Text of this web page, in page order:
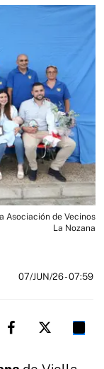
Asociación de Vecinos
La Nozana
07/JUN/26- 07:59